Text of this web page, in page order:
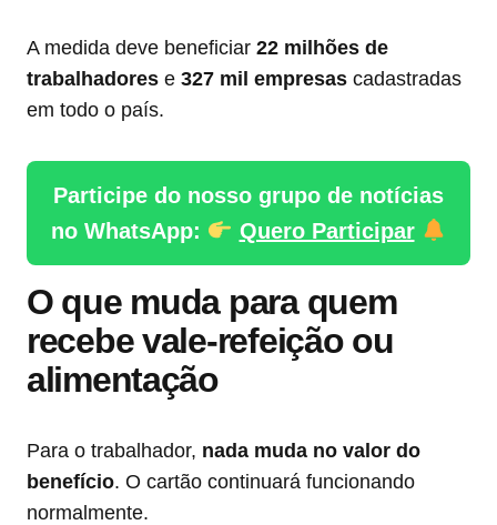
A medida deve beneficiar 22 milhões de
trabalhadores e 327 mil empresas cadastradas
em todo o país.
Participe do nosso grupo de notícias
no WhatsApp:
Quero Participar
O que muda para quem
recebe vale-refeição ou
alimentação
Para o trabalhador, nada muda no valor do
benefício. O cartão continuará funcionando
normalmente.